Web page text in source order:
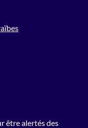
être alertés des